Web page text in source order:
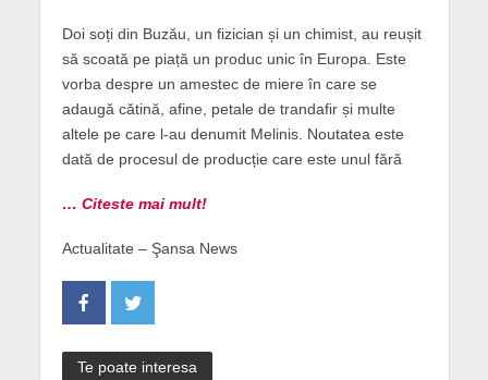
Doi soți din Buzău, un fizician și un chimist, au reușit
să scoată pe piață un produc unic în Europa. Este
vorba despre un amestec de miere în care se
adaugă cătină, afine, petale de trandafir și multe
altele pe care l-au denumit Melinis. Noutatea este
dată de procesul de producție care este unul fără
… Citeste mai mult!
Actualitate – Şansa News
Te poate interesa